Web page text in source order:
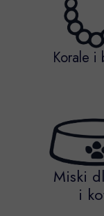
Korale i
Miski
i